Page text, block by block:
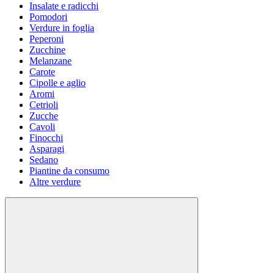
Insalate e radicchi
Pomodori
Verdure in foglia
Peperoni
Zucchine
Melanzane
Carote
Cipolle e aglio
Aromi
Cetrioli
Zucche
Cavoli
Finocchi
Asparagi
Sedano
Piantine da consumo
Altre verdure